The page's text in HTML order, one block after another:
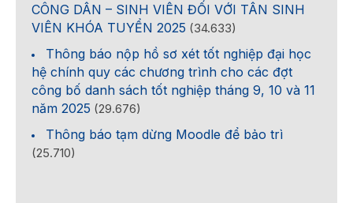
CÔNG DÂN – SINH VIÊN ĐỐI VỚI TÂN SINH
VIÊN KHÓA TUYỂN 2025 (34.633)
Thông báo nộp hồ sơ xét tốt nghiệp đại học
hệ chính quy các chương trình cho các đợt
công bố danh sách tốt nghiệp tháng 9, 10 và 11
năm 2025 (29.676)
Thông báo tạm dừng Moodle để bảo trì
(25.710)